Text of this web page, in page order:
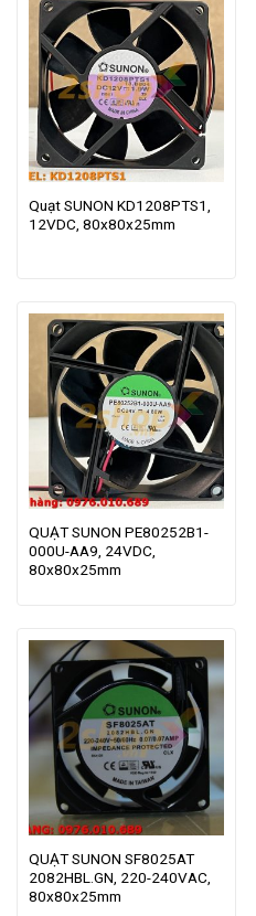
Quạt SUNON KD1208PTS1,
12VDC, 80x80x25mm
QUẠT SUNON PE80252B1-
000U-AA9, 24VDC,
80x80x25mm
QUẠT SUNON SF8025AT
2082HBL.GN, 220-240VAC,
80x80x25mm